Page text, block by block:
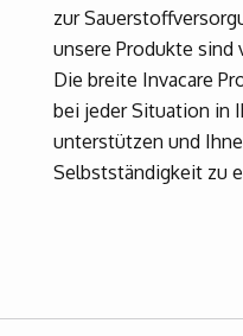
zur
unsere Produkte
Die breite Invacare
bei jeder Situation in
unterstützen und
Selbstständigkeit zu